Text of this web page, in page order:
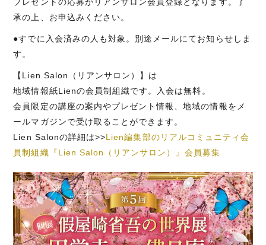
承の上、お申込みください。
●すでに入会済みの人も対象。別途メールにてお知らせしま
す。
【Lien Salon（リアンサロン）】は
地域情報紙Lienの会員制組織です。入会は無料。
会員限定の講座の案内やプレゼント情報、地域の情報をメ
ールマガジンで受け取ることができます。
Lien Salonの詳細は>>Lien編集部のリアルコミュニティ会
員制組織『Lien Salon（リアンサロン）』会員募集